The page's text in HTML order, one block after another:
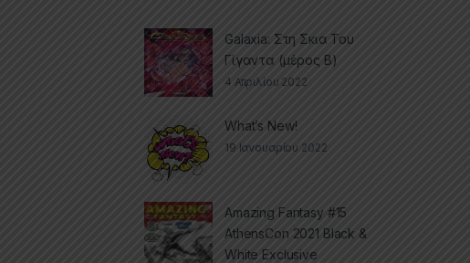
Galaxia: Στη Σκια Του
Γίγαντα (μέρος Β)
4 Απριλίου 2022
What’s New!
19 Ιανουαρίου 2022
Amazing Fantasy #15
AthensCon 2021 Black &
White Exclusive